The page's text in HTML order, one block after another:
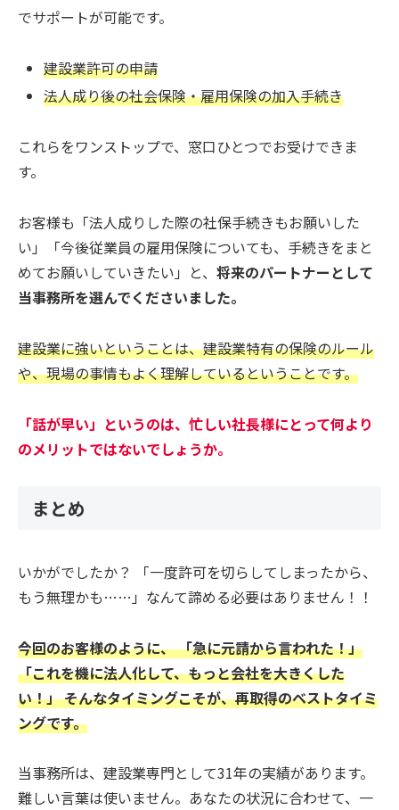
でサポートが可能です。
建設業許可の申請
法人成り後の社会保険・雇用保険の加入手続き
これらをワンストップで、窓口ひとつでお受けできま
す。
お客様も「法人成りした際の社保手続きもお願いした
い」「今後従業員の雇用保険についても、手続きをまと
めてお願いしていきたい」と、 将来のパートナーとして
当事務所を選んでくださいました。
建設業に強いということは、建設業特有の保険のルール
や、現場の事情もよく理解しているということです。
「話が早い」というのは、忙しい社長様にとって何より
のメリットではないでしょうか。
まとめ
いかがでしたか？ 「一度許可を切らしてしまったから、
もう無理かも……」なんて諦める必要はありません！！
今回のお客様のように、 「急に元請から言われた！」
「これを機に法人化して、もっと会社を大きくした
い！」 そんなタイミングこそが、再取得のベストタイミ
ングです。
当事務所は、建設業専門として31年の実績があります。
難しい言葉は使いません。あなたの状況に合わせて、一